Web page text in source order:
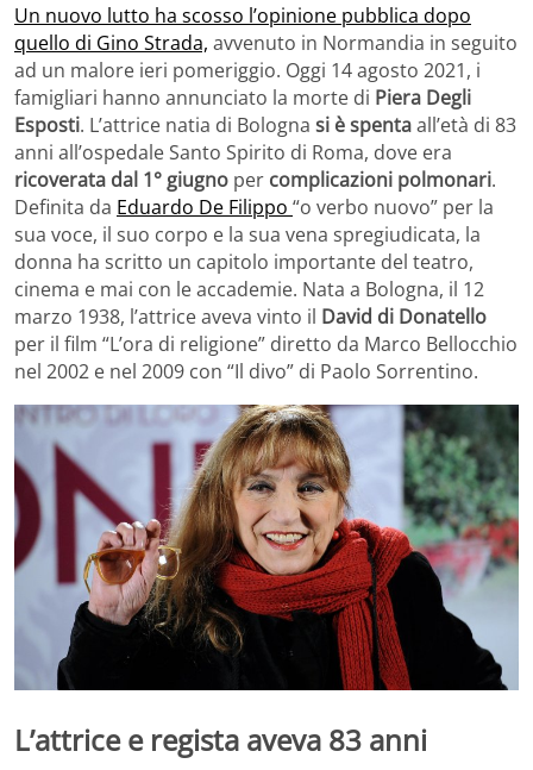
Un nuovo lutto ha scosso l’opinione pubblica dopo
quello di Gino Strada, avvenuto in Normandia in seguito
ad un malore ieri pomeriggio. Oggi 14 agosto 2021, i
famigliari hanno annunciato la morte di Piera Degli
Esposti. L’attrice natia di Bologna si è spentaall’età di 83
anni all’ospedale Santo Spirito di Roma, dove era
ricoverata dal 1° giugno per complicazioni polmonari.
Definita da Eduardo De Filippo “o verbo nuovo” per la
sua voce, il suo corpo e la sua vena spregiudicata, la
donna ha scritto un capitolo importante del teatro,
cinema e mai con le accademie. Nata a Bologna, il 12
marzo 1938, l’attrice aveva vinto il David di Donatello
per il film “L’ora di religione” diretto da Marco Bellocchio
nel 2002 e nel 2009 con “Il divo” di Paolo Sorrentino.
L’attrice e regista aveva 83 anni